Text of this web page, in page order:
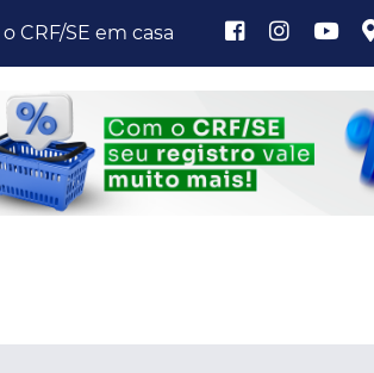
CRF/SE em casa